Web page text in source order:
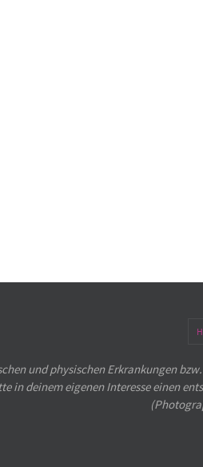
und physischen Erkrankungen
in deinem eigenen Interesse einen